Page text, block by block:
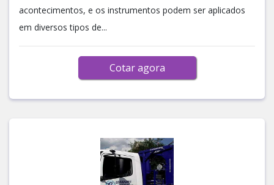
acontecimentos, e os instrumentos podem ser aplicados
em diversos tipos de...
Cotar agora